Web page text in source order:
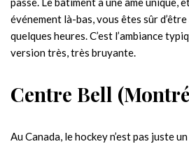
événement là-bas, vous êtes sûr
quelques heures. C’est l’ambiance
version très, très bruyante.
Centre Bell
Au Canada, le hockey n’est pas juste